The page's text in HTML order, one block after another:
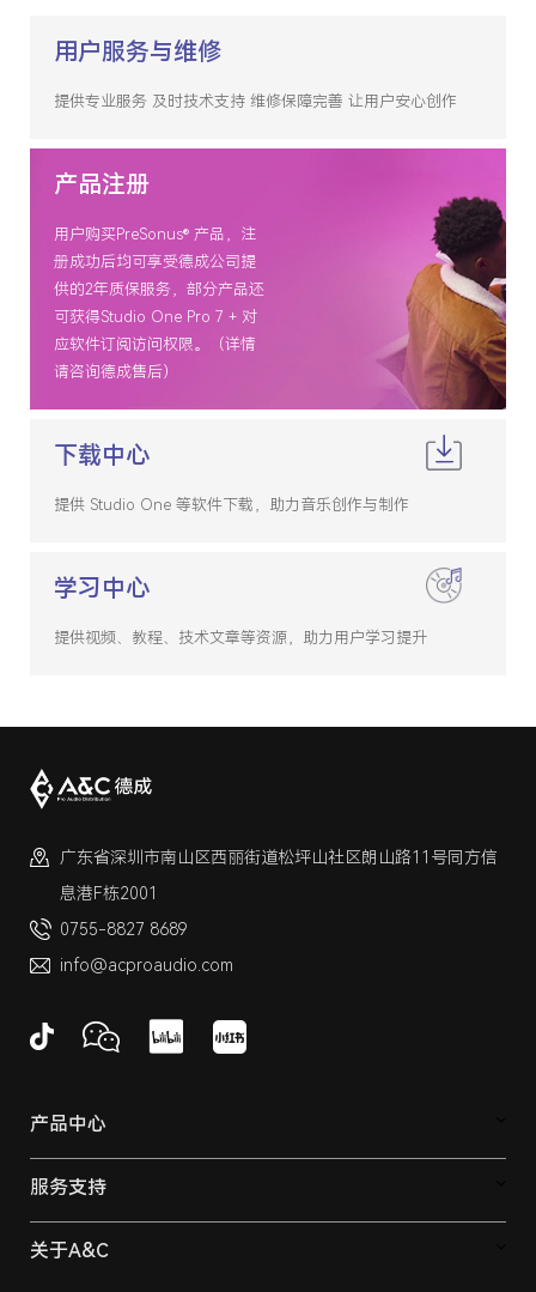
用户服务与维修
提供专业服务 及时技术支持 维修保障完善 让用户安心创作
产品注册
用户购买PreSonus® 产品，注
册成功后均可享受德成公司提
供的2年质保服务，部分产品还
可获得Studio One Pro 7 + 对
应软件订阅访问权限。（详情
请咨询德成售后）
下载中心
提供 Studio One 等软件下载，助力音乐创作与制作
学习中心
提供视频、教程、技术文章等资源，助力用户学习提升
广东省深圳市南山区西丽街道松坪山社区朗山路11号同方信
息港F栋2001
0755-8827 8689
info@acproaudio.com
产品中心
服务支持
关于A&C